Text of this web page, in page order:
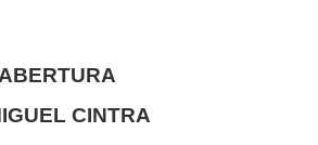
CINTRA